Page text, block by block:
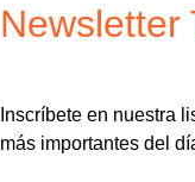
Newsletter
Inscríbete en nuestra
más importantes del